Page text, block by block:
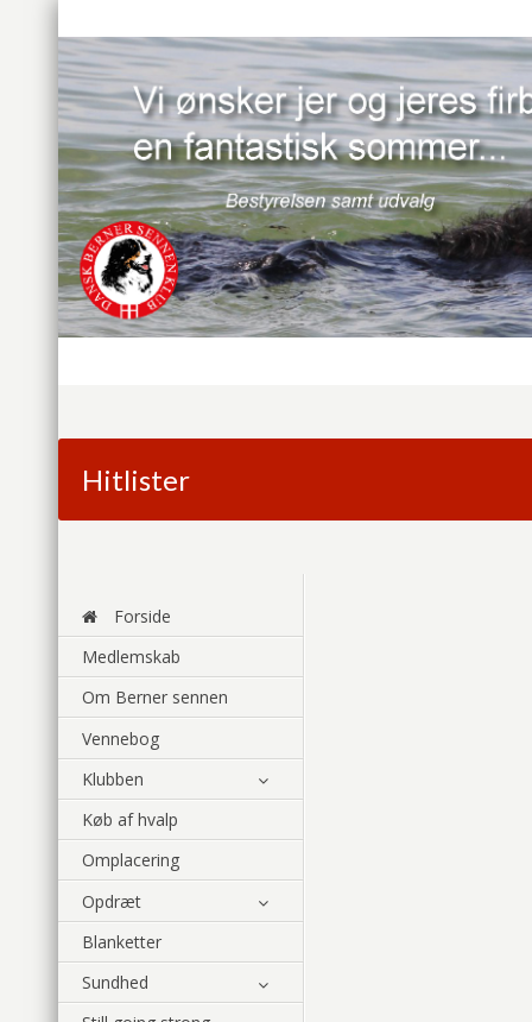
Hitlister
Forside
Medlemskab
Om Berner sennen
Vennebog
Klubben
Køb af hvalp
Omplacering
Opdræt
Blanketter
Sundhed